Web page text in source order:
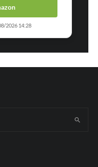
2026 14:28